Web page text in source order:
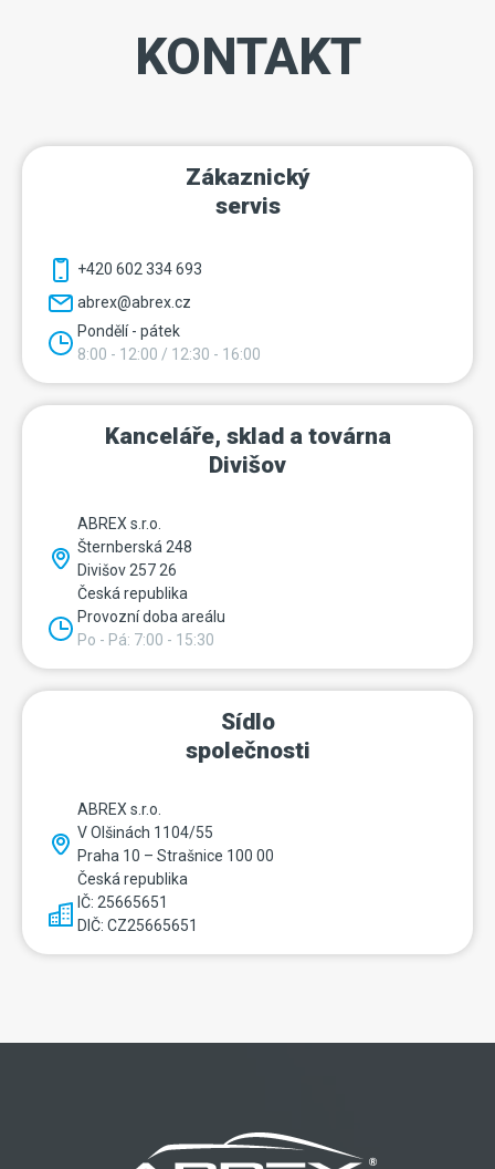
KONTAKT
Zákaznický
servis
+420 602 334 693
abrex@abrex.cz
Pondělí - pátek
8:00 - 12:00 / 12:30 - 16:00
Kanceláře, sklad a továrna
Divišov
ABREX s.r.o.
Šternberská 248
Divišov 257 26
Česká republika
Provozní doba areálu
Po - Pá: 7:00 - 15:30
Sídlo
společnosti
ABREX s.r.o.
V Olšinách 1104/55
Praha 10 – Strašnice 100 00
Česká republika
IČ: 25665651
DIČ: CZ25665651